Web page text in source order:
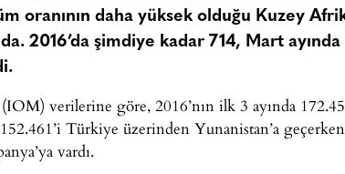
oranının daha yüksek olduğu Kuzey
2016’da şimdiye kadar 714, Mart
verilerine göre, 2016’nın ilk 3 ayında
Türkiye üzerinden Yunanistan’a
vardı.